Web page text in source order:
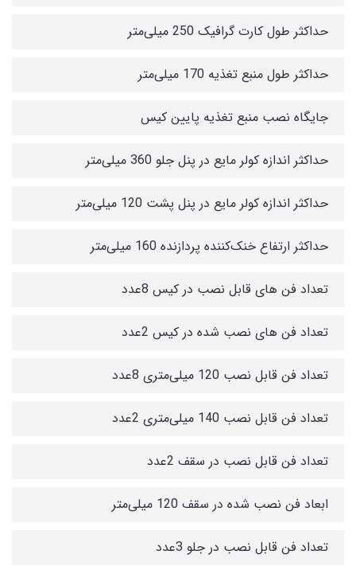
حداکثر طول کارت گرافیک 250 میلی‌متر
حداکثر طول منبع تغذیه 170 میلی‌متر
جایگاه نصب منبع تغذیه پایین کیس
حداکثر اندازه کولر‌ مایع در پنل جلو 360 میلی‌متر
حداکثر اندازه کولر‌ مایع در پنل پشت 120 میلی‌متر
حداکثر ارتفاع خنک‌کننده پردازنده 160 میلی‌متر
تعداد فن های قابل نصب در کیس 8عدد
تعداد فن های نصب شده در کیس 2عدد
تعداد فن قابل نصب 120 میلی‌متری 8عدد
تعداد فن قابل نصب 140 میلی‌متری 2عدد
تعداد فن قابل نصب در سقف 2عدد
ابعاد فن نصب شده در سقف 120 میلی‌متر
تعداد فن قابل نصب در جلو 3عدد